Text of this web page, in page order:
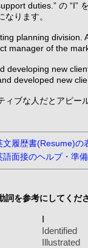
duties.” の “I”
ります。
planning division.
manager of the
developing new
developed new
ブな人だとアピー
文履歴書(Resume)の
語面接のヘルプ・準備
を参考にしてくださ
I
Identified
Illustrated